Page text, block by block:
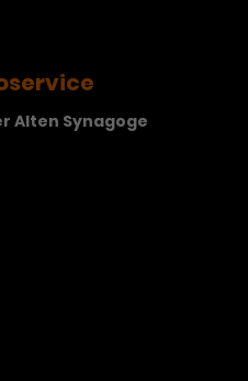
Alten Synagoge